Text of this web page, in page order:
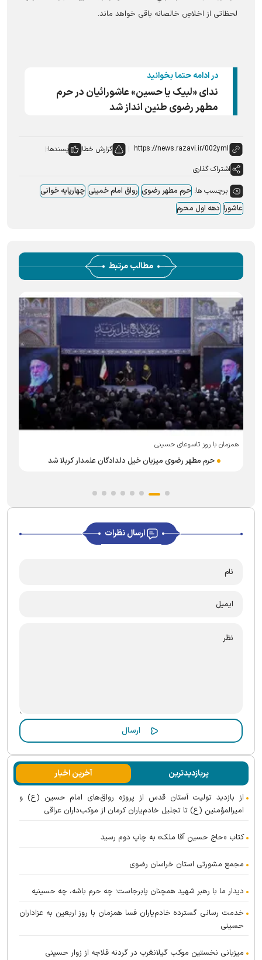
لحظاتی از اخلاصِ خالصانه باقی خواهد ماند.
در ادامه حتما بخوانید
ندای «لبیک یا حسین» عاشورائیان در حرم
مطهر رضوی طنین انداز شد
گزارش خطا
پسندها:
اشتراک گذاری
برچسب ها: حرم مطهر رضوی رواق امام خمینی چهارپایه خوانی
عاشورا دهه اول محرم
مطالب مرتبط
همزمان با روز تاسوعای حسینی
حرم مطهر رضوی میزبان خیل دلدادگان علمدار کربلا شد
ارسال نظرات
پربازدیدترین آخرین اخبار
از بازدید تولیت آستان قدس از پروژه رواق‌های امام حسین (ع) و
امیرالمؤمنین (ع) تا تجلیل خادم‌یاران کرمان از موکب‌داران عراقی
کتاب «حاج حسین آقا ملک» به چاپ دوم رسید
مجمع مشورتی استان خراسان رضوی
دیدار ما با رهبر شهید همچنان پابرجاست؛ چه حرم باشه، چه حسینیه
خدمت رسانی گسترده خادم‌یاران فسا همزمان با روز اربعین به عزاداران
حسینی
میزبانی نخستین موکب گیلانغرب در گردنه قلاجه از زوار حسینی